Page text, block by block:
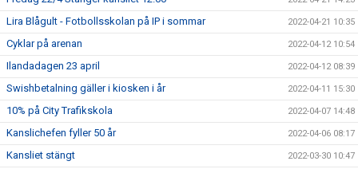
Lira Blågult - Fotbollsskolan på IP i sommar 2022-04-21 10:35
Cyklar på arenan 2022-04-12 10:54
Ilandadagen 23 april 2022-04-12 08:39
Swishbetalning gäller i kiosken i år 2022-04-11 15:30
10% på City Trafikskola 2022-04-07 14:48
Kanslichefen fyller 50 år 2022-04-06 08:17
Kansliet stängt 2022-03-30 10:47